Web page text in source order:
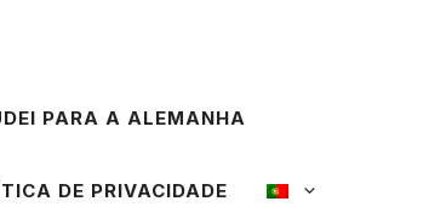
PARA A ALEMANHA
DE PRIVACIDADE